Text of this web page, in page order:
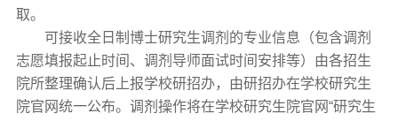
取。
可接收全日制博士研究生调剂的专业信息（包含调剂
志愿填报起止时间、调剂导师面试时间安排等）由各招生
院所整理确认后上报学校研招办，由研招办在学校研究生
院官网统一公布。调剂操作将在学校研究生院官网“研究生